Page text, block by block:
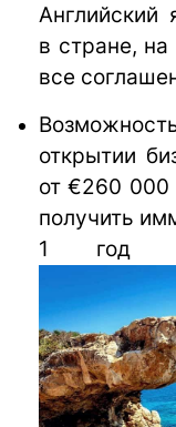
Английский
в стране, на
все
открытии
от €260 000
получить
1 год с